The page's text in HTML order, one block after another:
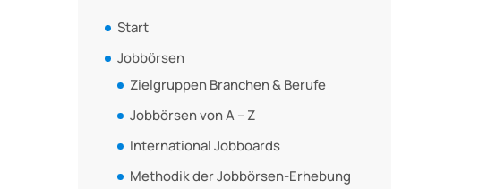
Start
Jobbörsen
Zielgruppen Branchen & Berufe
Jobbörsen von A – Z
International Jobboards
Methodik der Jobbörsen-Erhebung